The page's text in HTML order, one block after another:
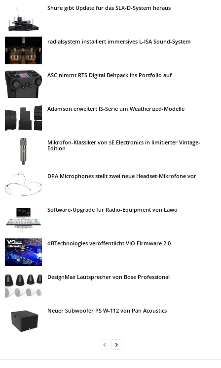
Shure gibt Update für das SLX-D-System heraus
radialsystem installiert immersives L-ISA Sound-System
ASC nimmt RTS Digital Beltpack ins Portfolio auf
Adamson erweitert IS-Serie um Weatherized-Modelle
Mikrofon-Klassiker von sE Electronics in limitierter Vintage-
Edition
DPA Microphones stellt zwei neue Headset-Mikrofone vor
Software-Upgrade für Radio-Equipment von Lawo
dBTechnologies veröffentlicht VIO Firmware 2.0
DesignMax Lautsprecher von Bose Professional
Neuer Subwoofer PS W-112 von Pan Acoustics